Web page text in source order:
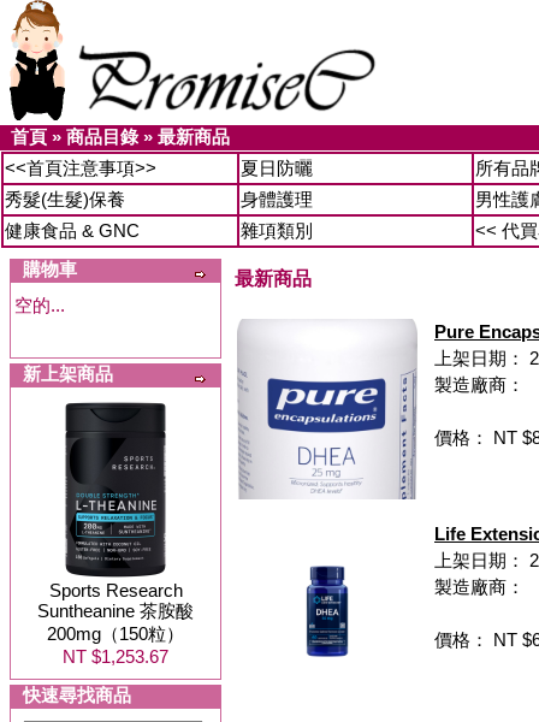
首頁 » 商品目錄» 最新商品
<<首頁注意事項>>
夏日防曬
所有品
秀髮(生髮)保養
身體護理
男性護
健康食品 & GNC
雜項類別
<< 代
購物車
空的...
新上架商品
Sports Research
Suntheanine 茶胺酸
200mg（150粒）
NT $1,253.67
快速尋找商品
最新商品
Pure
上架日期：
製造廠商：
價格： NT
Life
上架日期：
製造廠商：
價格： NT